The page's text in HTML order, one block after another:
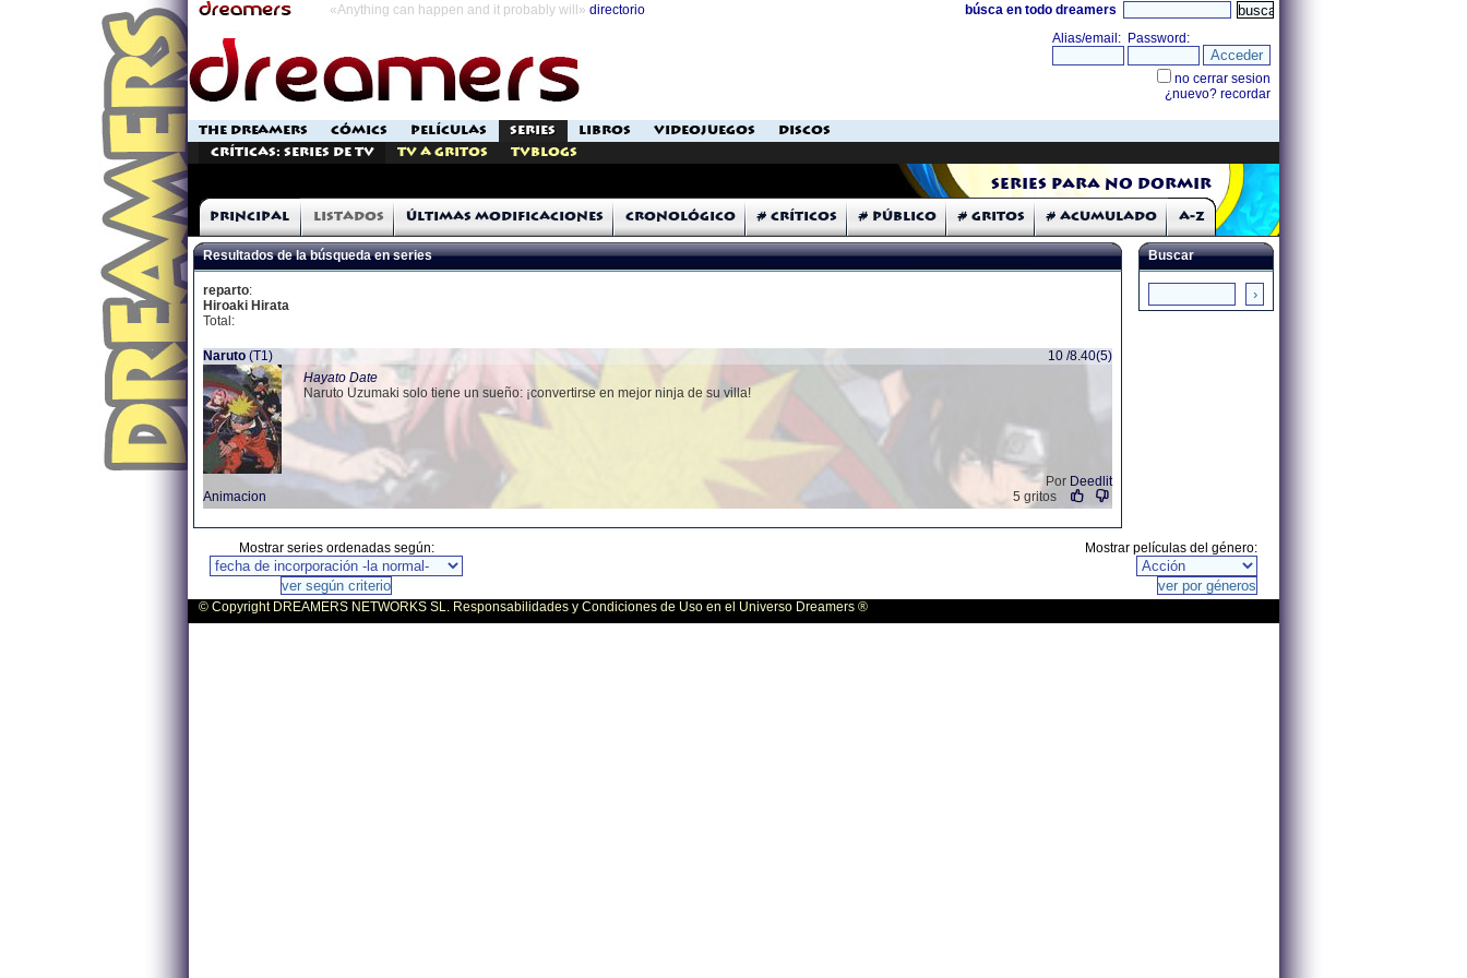
«Anything can happen and it probably will» directorio búsca en todo dreamers
THE DREAMERS CÓMICS PELÍCULAS SERIES LIBROS VIDEOJUEGOS
DISCOS
Críticas: Series de TV
TV a Gritos TVblogs
Series para no dormir
Principal Listados Últimas modificaciones Cronológico # Críticos # Público # Gritos # Acumulado A-Z
Resultados de la búsqueda en series
reparto:
Hiroaki Hirata
Total:
Naruto (T1)
10 /8.40(5)
Hayato Date
Naruto Uzumaki solo tiene un sueño: ¡convertirse en mejor ninja de su villa!
Por Deedlit
Animacion
5 gritos
Buscar
Mostrar series ordenadas según: Mostrar películas del género:
© Copyright DREAMERS NETWORKS SL. Responsabilidades y Condiciones de Uso en el Universo Dreamers ®